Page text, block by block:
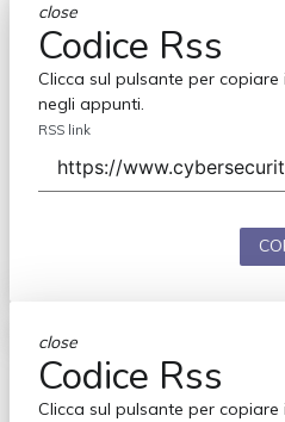
close
Codice Rss
Clicca sul pulsante per copiare
negli appunti.
RSS link
close
Codice Rss
Clicca sul pulsante per copiare